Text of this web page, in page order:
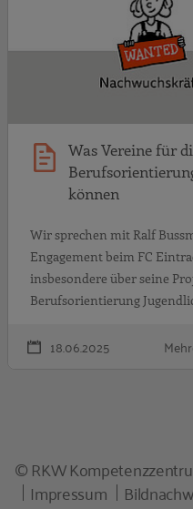
Was Vereine für
können
Wir sprechen mit Ralf
Engagement beim FC
insbesondere über seine
Berufsorientierung
18.06.2025
© RKW
Impressum